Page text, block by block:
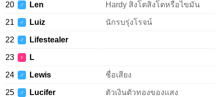
20 ♂ Len Hardy สิงโตสิงโตหรือไขมัน
21 ♂ Luiz นักรบรุ่งโรจน์
22 ♂ Lifestealer
23 ♀ L
24 ♂ Lewis ชื่อเสียง
25 ♂ Lucifer ตัวเงินตัวทองของแสง